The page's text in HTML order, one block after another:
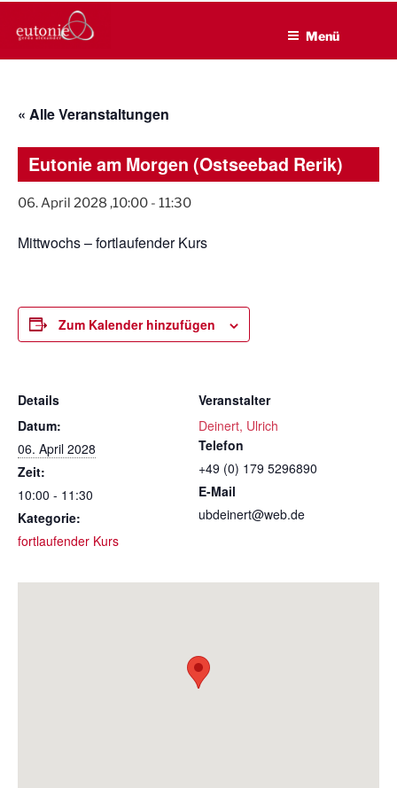
Inhalt
EUTONIE.DE
Lebensbalance durch körperliche Selbsterfahrung
Menü
« Alle Veranstaltungen
Eutonie am Morgen (Ostseebad Rerik)
06. April 2028 ,10:00 - 11:30
Mittwochs – fortlaufender Kurs
Zum Kalender hinzufügen
Details
Datum:
06. April 2028
Zeit:
10:00 - 11:30
Kategorie:
fortlaufender Kurs
Veranstalter
Deinert, Ulrich
Telefon
+49 (0) 179 5296890
E-Mail
ubdeinert@web.de